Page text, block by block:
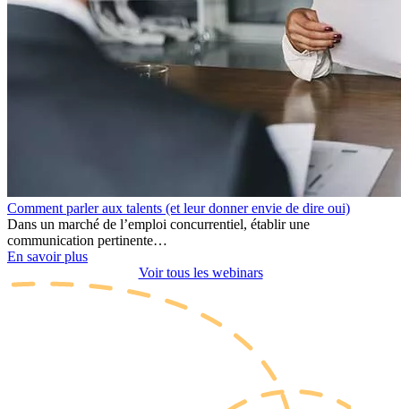
Comment parler aux talents (et leur donner envie de dire oui)
Dans un marché de l’emploi concurrentiel, établir une
communication pertinente…
En savoir plus
Voir tous les webinars